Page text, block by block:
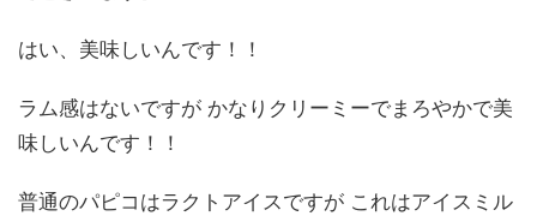
はい、美味しいんです！！
ラム感はないですが かなりクリーミーでまろやかで美
味しいんです！！
普通のパピコはラクトアイスですが これはアイスミル